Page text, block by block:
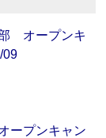
オープンキ
09
ープンキャン